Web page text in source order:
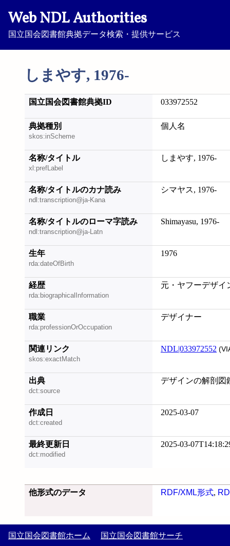
Web NDL Authorities
国立国会図書館典拠データ検索・提供サービス
しまやす, 1976-
国立国会図書館典拠ID 033972552
典拠種別
skos:inScheme
個人名
名称/タイトル
xl:prefLabel
しまやす, 1976-
名称/タイトルのカナ読み
ndl:transcription@ja-Kana
シマヤス, 1976-
名称/タイトルのローマ字読み
ndl:transcription@ja-Latn
Shimayasu, 1976-
生年
rda:dateOfBirth
1976
経歴
rda:biographicalInformation
元・ヤフーデザイ
職業
rda:professionOrOccupation
デザイナー
関連リンク
skos:exactMatch
NDL|033972552
出典
dct:source
デザインの解剖図
作成日
dct:created
2025-03-07
最終更新日
dct:modified
2025-03-
他形式のデータ RDF/XML形式,
国立国会図書館ホーム 国立国会図書館サーチ